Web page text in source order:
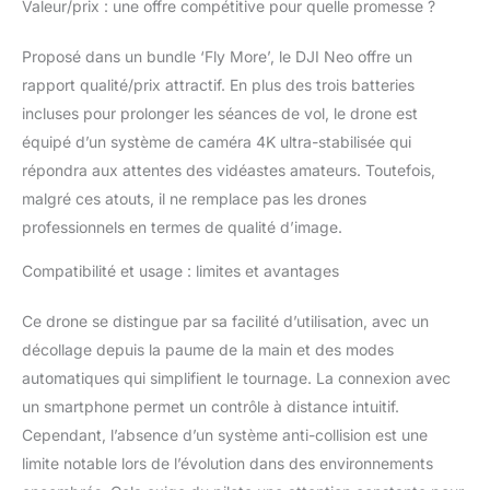
des vlogs
au suivi intelligent du
sujet par DJI Neo;
Obtenir des séquences
jamais été aussi simple
avec huit modes
QuickShots créatifs
Options de contrôle
– Pilotez Neo sans
contrôle vocal
(anglais/chinois), appli
mobile ou RC; Capturer
un anniv épique ou
filmer un pique-nique
en famille ; ces options
permettent à tous de
Valeur/prix : une offre compétitive pour quelle promesse ?
Proposé dans un bundle ‘Fly More’, le DJI Neo offre un
rapport qualité/prix attractif. En plus des trois batteries
incluses pour prolonger les séances de vol, le drone est
équipé d’un système de caméra 4K ultra-stabilisée qui
répondra aux attentes des vidéastes amateurs. Toutefois,
malgré ces atouts, il ne remplace pas les drones
professionnels en termes de qualité d’image.
Compatibilité et usage : limites et avantages
Ce drone se distingue par sa facilité d’utilisation, avec un
décollage depuis la paume de la main et des modes
automatiques qui simplifient le tournage. La connexion avec
un smartphone permet un contrôle à distance intuitif.
Cependant, l’absence d’un système anti-collision est une
limite notable lors de l’évolution dans des environnements